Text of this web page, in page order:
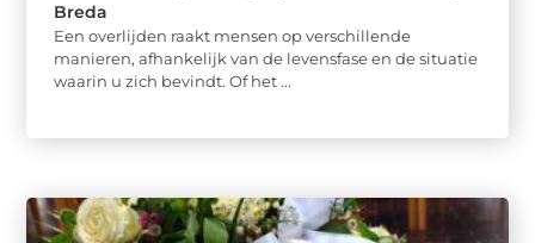
Breda
Een overlijden raakt mensen op verschillende
manieren, afhankelijk van de levensfase en de situatie
waarin u zich bevindt. Of het ...